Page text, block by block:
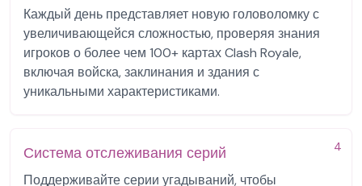
Каждый день представляет новую головоломку с
увеличивающейся сложностью, проверяя знания
игроков о более чем 100+ картах Clash Royale,
включая войска, заклинания и здания с
уникальными характеристиками.
4
Система отслеживания серий
Поддерживайте серии угадываний, чтобы